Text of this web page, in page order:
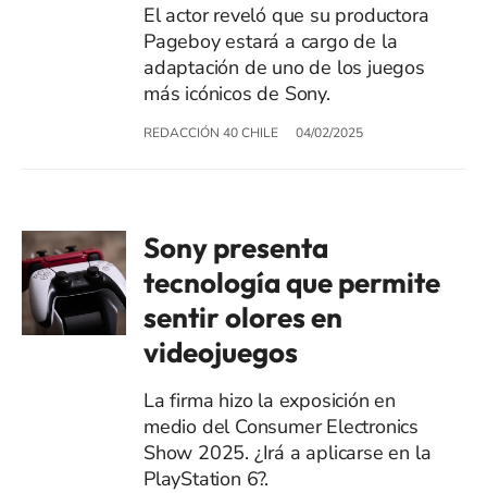
El actor reveló que su productora
Pageboy estará a cargo de la
adaptación de uno de los juegos
más icónicos de Sony.
REDACCIÓN 40 CHILE 04/02/2025
Sony presenta
tecnología que permite
sentir olores en
videojuegos
La firma hizo la exposición en
medio del Consumer Electronics
Show 2025. ¿Irá a aplicarse en la
PlayStation 6?.